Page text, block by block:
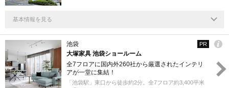
基本情報を見る
PR
池袋
大塚家具 池袋ショールーム
全7フロアに国内外260社から厳選されたインテリ
アが⼀堂に集結！
「池袋駅」東口から徒歩約2分。全7フロア約3,400平米